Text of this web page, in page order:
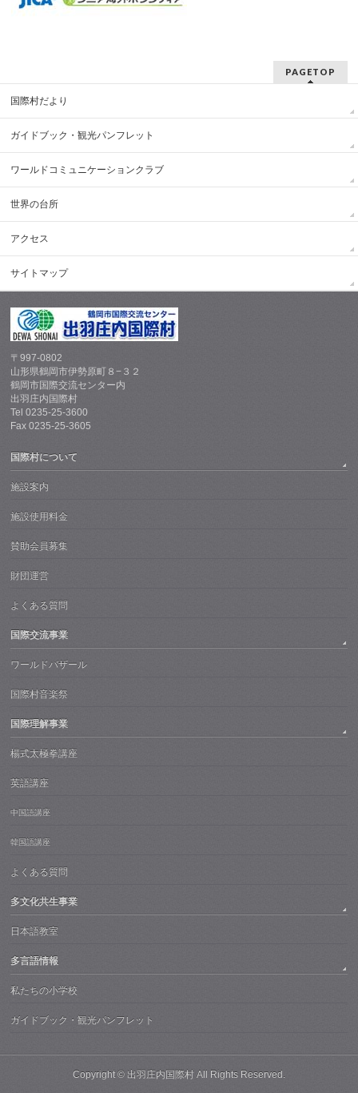
PAGETOP
国際村だより
ガイドブック・観光パンフレット
ワールドコミュニケーションクラブ
世界の台所
アクセス
サイトマップ
〒997-0802
山形県鶴岡市伊勢原町８−３２
鶴岡市国際交流センター内
出羽庄内国際村
Tel 0235-25-3600
Fax 0235-25-3605
国際村について
施設案内
施設使用料金
賛助会員募集
財団運営
よくある質問
国際交流事業
ワールドバザール
国際村音楽祭
国際理解事業
楊式太極拳講座
英語講座
中国語講座
韓国語講座
よくある質問
多文化共生事業
日本語教室
多言語情報
私たちの小学校
ガイドブック・観光パンフレット
Copyright © 出羽庄内国際村All Rights Reserved.